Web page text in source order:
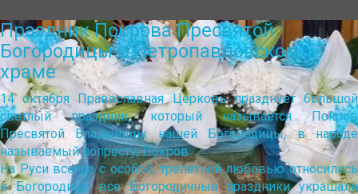
Праздник Покрова Пресвятой
Богородицы в Петропавловском
храме
14 октября Православная Церковь празднует большой
светлый праздник, который называется Покров
Пресвятой Владычицы нашей Богородицы, в народе
называемый попросту, Покров.
На Руси всегда с особой, трепетной любовью относились
к Богородице: все Богородичные праздники украшали